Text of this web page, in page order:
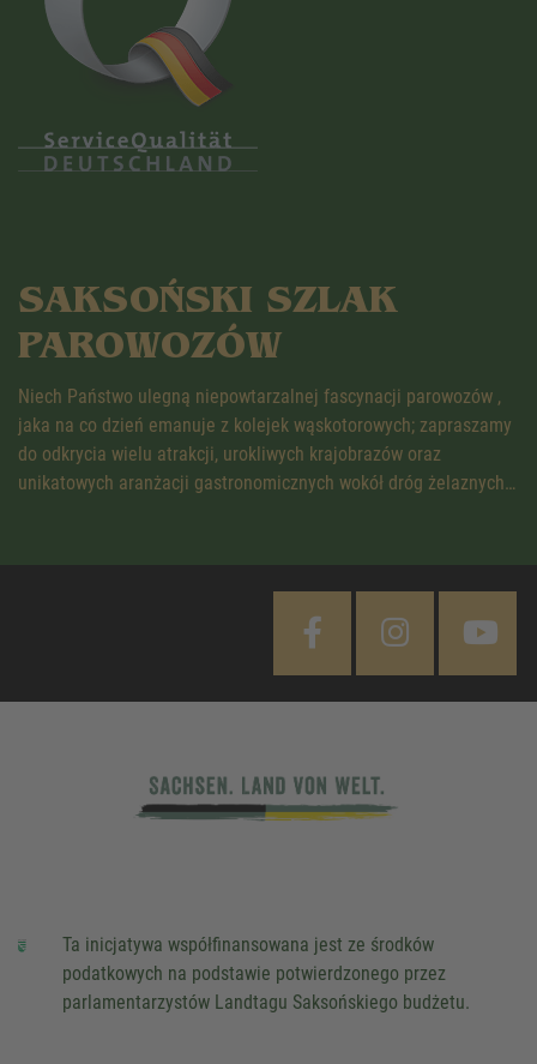
SAKSOŃSKI SZLAK
PAROWOZÓW
Niech Państwo ulegną niepowtarzalnej fascynacji parowozów ,
jaka na co dzień emanuje z kolejek wąskotorowych; zapraszamy
do odkrycia wielu atrakcji, urokliwych krajobrazów oraz
unikatowych aranżacji gastronomicznych wokół dróg żelaznych…
Ta inicjatywa współfinansowana jest ze środków
podatkowych na podstawie potwierdzonego przez
parlamentarzystów Landtagu Saksońskiego budżetu.